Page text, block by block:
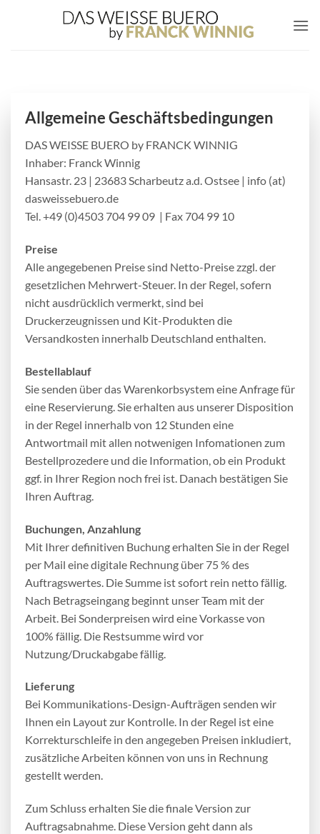
Allgemeine Geschäftsbedingungen
DAS WEISSE BUERO by FRANCK WINNIG
Inhaber: Franck Winnig
Hansastr. 23 | 23683 Scharbeutz a.d. Ostsee | info (at)
dasweissebuero.de
Tel. +49 (0)4503 704 99 09 | Fax 704 99 10
Preise
Alle angegebenen Preise sind Netto-Preise zzgl. der
gesetzlichen Mehrwert-Steuer. In der Regel, sofern
nicht ausdrücklich vermerkt, sind bei
Druckerzeugnissen und Kit-Produkten die
Versandkosten innerhalb Deutschland enthalten.
Bestellablauf
Sie senden über das Warenkorbsystem eine Anfrage für
eine Reservierung. Sie erhalten aus unserer Disposition
in der Regel innerhalb von 12 Stunden eine
Antwortmail mit allen notwenigen Infomationen zum
Bestellprozedere und die Information, ob ein Produkt
ggf. in Ihrer Region noch frei ist. Danach bestätigen Sie
Ihren Auftrag.
Buchungen, Anzahlung
Mit Ihrer definitiven Buchung erhalten Sie in der Regel
per Mail eine digitale Rechnung über 75 % des
Auftragswertes. Die Summe ist sofort rein netto fällig.
Nach Betragseingang beginnt unser Team mit der
Arbeit. Bei Sonderpreisen wird eine Vorkasse von
100% fällig. Die Restsumme wird vor
Nutzung/Druckabgabe fällig.
Lieferung
Bei Kommunikations-Design-Aufträgen senden wir
Ihnen ein Layout zur Kontrolle. In der Regel ist eine
Korrekturschleife in den angegeben Preisen inkludiert,
zusätzliche Arbeiten können von uns in Rechnung
gestellt werden.
Zum Schluss erhalten Sie die finale Version zur
Auftragsabnahme. Diese Version geht dann als